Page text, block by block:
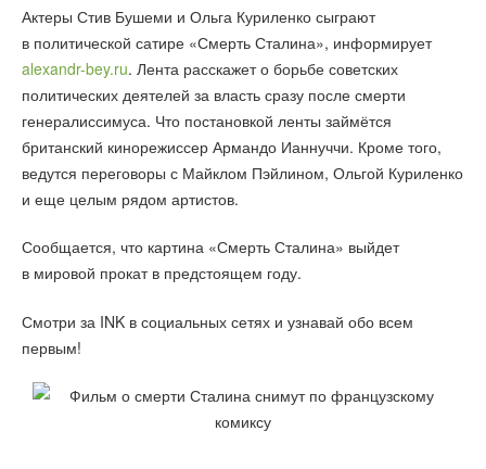
Актеры Стив Бушеми и Ольга Куриленко сыграют
в политической сатире «Смерть Сталина», информирует
alexandr-bey.ru. Лента расскажет о борьбе советских
политических деятелей за власть сразу после смерти
генералиссимуса. Что постановкой ленты займётся
британский кинорежиссер Армандо Ианнуччи. Кроме того,
ведутся переговоры с Майклом Пэйлином, Ольгой Куриленко
и еще целым рядом артистов.
Сообщается, что картина «Смерть Сталина» выйдет
в мировой прокат в предстоящем году.
Смотри за INK в социальных сетях и узнавай обо всем
первым!